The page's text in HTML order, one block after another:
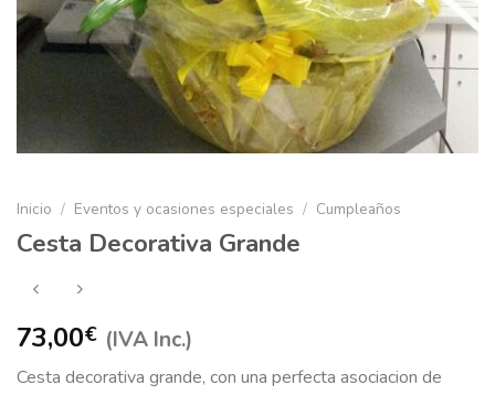
Inicio / Eventos y ocasiones especiales / Cumpleaños
Cesta Decorativa Grande
73,00€ (IVA Inc.)
Cesta decorativa grande, con una perfecta asociacion de